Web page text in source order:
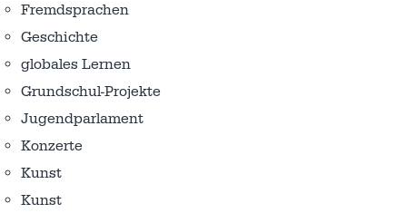
Fremdsprachen
Geschichte
globales Lernen
Grundschul-Projekte
Jugendparlament
Konzerte
Kunst
Kunst